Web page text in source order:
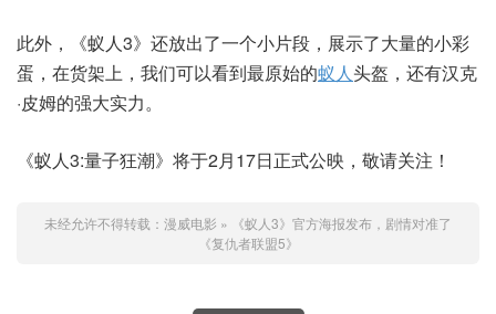
此外，《蚁人3》还放出了一个小片段，展示了大量的小彩
蛋，在货架上，我们可以看到最原始的蚁人头盔，还有汉克
·皮姆的强大实力。
《蚁人3:量子狂潮》将于2月17日正式公映，敬请关注！
未经允许不得转载： 漫威电影 »
《蚁人3》官方海报发布，剧情对准了
《复仇者联盟5》